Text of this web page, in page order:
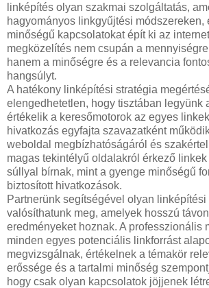
linképítés olyan szakmai szolgáltatás,
hagyományos linkgyűjtési módszereken,
minőségű kapcsolatokat épít ki az
megközelítés nem csupán a
hanem a minőségre és a relevancia
hangsúlyt.
A hatékony linképítési stratégia
elengedhetetlen, hogy tisztában legyünk
értékelik a keresőmotorok az egyes
hivatkozás egyfajta szavazatként
weboldal megbízhatóságáról és
magas tekintélyű oldalakról érkező
súllyal bírnak, mint a gyenge minőségű
biztosított hivatkozások.
Partnerünk segítségével olyan
valósíthatunk meg, amelyek hosszú
eredményeket hoznak. A professzionális
minden egyes potenciális linkforrást
megvizsgálnak, értékelnek a témakör
erőssége és a tartalmi minőség
hogy csak olyan kapcsolatok jöjjenek